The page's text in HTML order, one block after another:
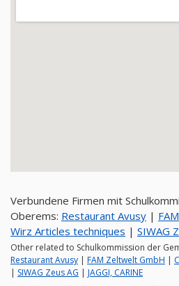
Verbundene Firmen mit
Oberems: Restaurant Avusy |
Wirz Articles techniques | SIWAG
Other related to Schulkommission der
Restaurant Avusy | FAM Zeltwelt GmbH |
| SIWAG Zeus AG | JAGGI, CARINE